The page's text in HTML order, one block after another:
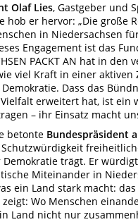
Olaf Lies, Gastgeber und
hob er hervor: „Die große
in Niedersachsen
Engagement ist das
PACKT AN hat in
viel Kraft in einer aktiven
Dass das
erweitert hat, ist
– ihr Einsatz macht
betonte Bundespräsident
trägt. Er
Miteinander in
ein Land stark macht:
Wo Menschen
Land nicht nur